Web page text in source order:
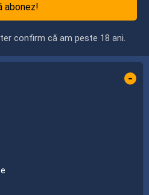
abonez!
confirm că am peste 18 ani.
-